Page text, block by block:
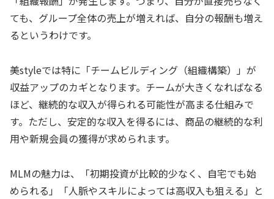
ても、グループ全体の売上が増えれば、自分の報酬も増え
るというわけです。
美styleでは特に「チームビルディング（組織構築）」が
収益アップのカギとなります。チームが大きくなればなる
ほど、継続的な収入が得られる可能性が高まる仕組みで
す。ただし、安定的な収入を得るには、商品の継続的な利
用や新規会員の獲得が求められます。
MLMの魅力は、「初期投資が比較的少なく、自宅でも始
められる」「人脈やスキルによっては高収入も狙える」と